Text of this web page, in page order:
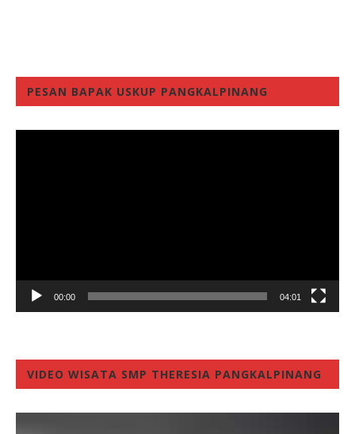
PESAN BAPAK USKUP PANGKALPINANG
00:00 04:01
VIDEO WISATA SMP THERESIA PANGKALPINANG